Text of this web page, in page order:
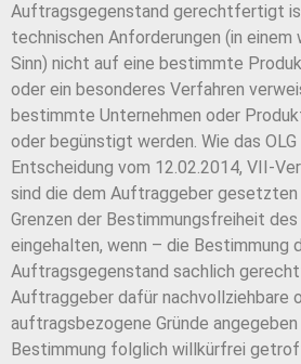
Auftragsgegenstand gerechtfertigt
technischen Anforderungen (in
Sinn) nicht auf eine bestimmte
oder ein besonderes Verfahren
bestimmte Unternehmen oder
oder begünstigt werden. Wie das
Entscheidung vom 12.02.2014, VII-
sind die dem Auftraggeber
Grenzen der Bestimmungsfreiheit
eingehalten, wenn – die Bestimmung
Auftragsgegenstand sachlich
Auftraggeber dafür nachvollziehbare
auftragsbezogene Gründe
Bestimmung folglich willkürfrei